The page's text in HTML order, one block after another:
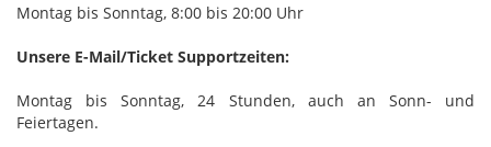
Montag bis Sonntag, 8:00 bis 20:00 Uhr
Unsere E-Mail/Ticket Supportzeiten:
Montag bis Sonntag, 24 Stunden, auch an Sonn- und
Feiertagen.